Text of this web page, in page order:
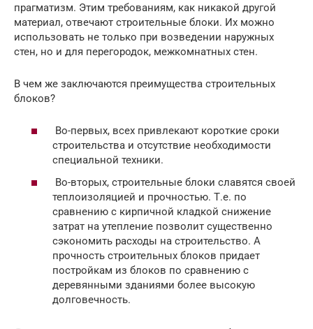
прагматизм. Этим требованиям, как никакой другой
материал, отвечают строительные блоки. Их можно
использовать не только при возведении наружных
стен, но и для перегородок, межкомнатных стен.
В чем же заключаются преимущества строительных
блоков?
Во-первых, всех привлекают короткие сроки
строительства и отсутствие необходимости
специальной техники.
Во-вторых, строительные блоки славятся своей
теплоизоляцией и прочностью. Т.е. по
сравнению с кирпичной кладкой снижение
затрат на утепление позволит существенно
сэкономить расходы на строительство. А
прочность строительных блоков придает
постройкам из блоков по сравнению с
деревянными зданиями более высокую
долговечность.